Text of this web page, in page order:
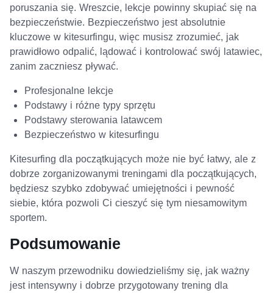
poruszania się. Wreszcie, lekcje powinny skupiać się na
bezpieczeństwie. Bezpieczeństwo jest absolutnie
kluczowe w kitesurfingu, więc musisz zrozumieć, jak
prawidłowo odpalić, lądować i kontrolować swój latawiec,
zanim zaczniesz pływać.
Profesjonalne lekcje
Podstawy i różne typy sprzętu
Podstawy sterowania latawcem
Bezpieczeństwo w kitesurfingu
Kitesurfing dla początkujących może nie być łatwy, ale z
dobrze zorganizowanymi treningami dla początkujących,
będziesz szybko zdobywać umiejętności i pewność
siebie, która pozwoli Ci cieszyć się tym niesamowitym
sportem.
Podsumowanie
W naszym przewodniku dowiedzieliśmy się, jak ważny
jest intensywny i dobrze przygotowany trening dla